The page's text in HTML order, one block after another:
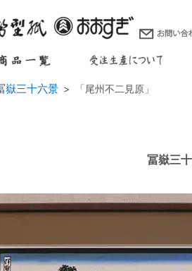
嶽三十六景 「尾州不二見原」
冨嶽三